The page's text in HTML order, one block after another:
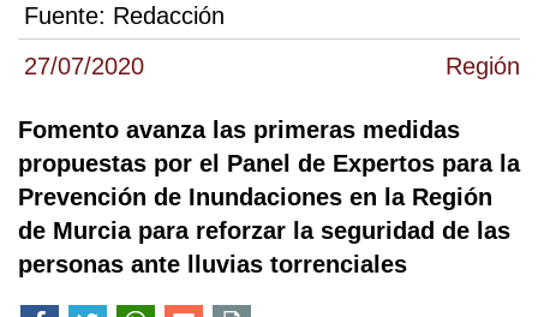
27/07/2020 Región
Fuente: Redacción
Fomento avanza las primeras medidas
propuestas por el Panel de Expertos para la
Prevención de Inundaciones en la Región
de Murcia para reforzar la seguridad de las
personas ante lluvias torrenciales